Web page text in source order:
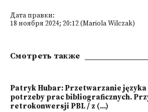
Дата правки:
18 ноября 2024; 20:12 (Mariola Wilczak)
Смотреть также
Patryk Hubar: Przetwarzanie
potrzeby prac bibliograficznych.
retrokonwersji PBL / z (...)